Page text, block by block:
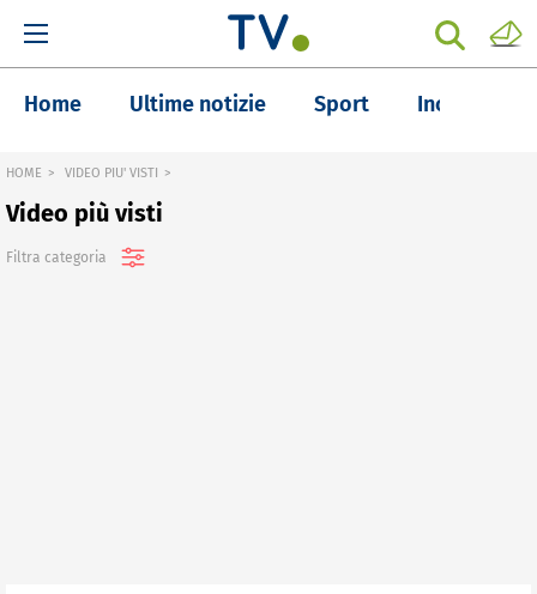
Home Ultime notizie Sport Inchieste
HOME VIDEO PIU' VISTI
Video più visti
Filtra categoria